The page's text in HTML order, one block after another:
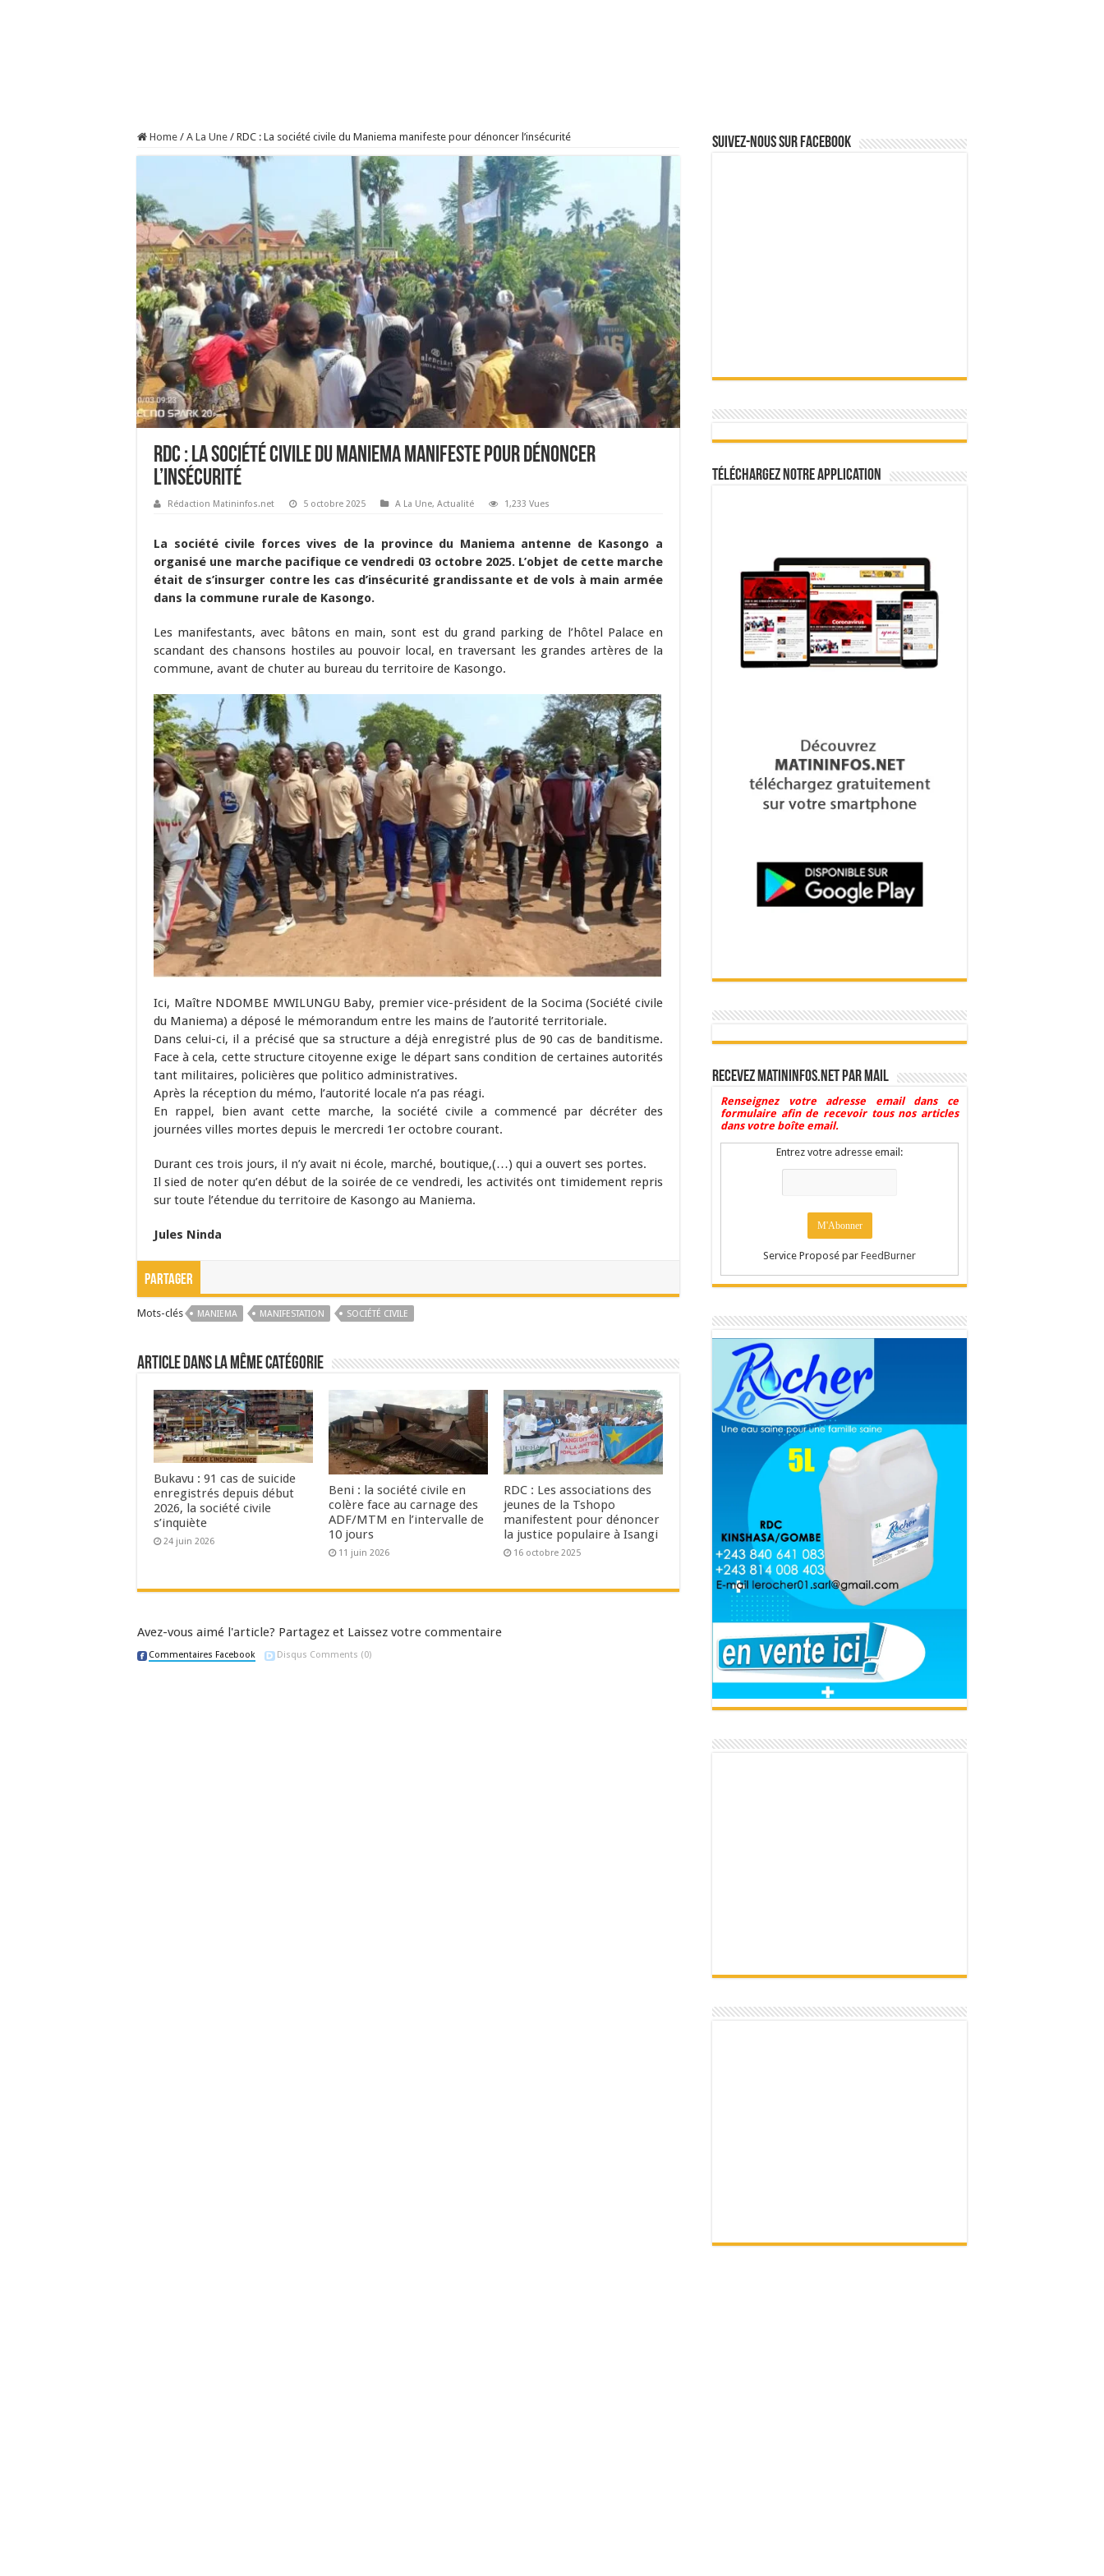
Home / A La Une / RDC : La société civile du Maniema manifeste pour dénoncer l’insécurité
RDC : La société civile du Maniema manifeste pour dénoncer
l’insécurité
Rédaction Matininfos.net 5 octobre 2025 A La Une, Actualité 1,233 Vues
La société civile forces vives de la province du Maniema antenne de Kasongo a
organisé une marche pacifique ce vendredi 03 octobre 2025. L’objet de cette marche
était de s’insurger contre les cas d’insécurité grandissante et de vols à main armée
dans la commune rurale de Kasongo.
Les manifestants, avec bâtons en main, sont est du grand parking de l’hôtel Palace en
scandant des chansons hostiles au pouvoir local, en traversant les grandes artères de la
commune, avant de chuter au bureau du territoire de Kasongo.
Ici, Maître NDOMBE MWILUNGU Baby, premier vice-président de la Socima (Société civile
du Maniema) a déposé le mémorandum entre les mains de l’autorité territoriale.
Dans celui-ci, il a précisé que sa structure a déjà enregistré plus de 90 cas de banditisme.
Face à cela, cette structure citoyenne exige le départ sans condition de certaines autorités
tant militaires, policières que politico administratives.
Après la réception du mémo, l’autorité locale n’a pas réagi.
En rappel, bien avant cette marche, la société civile a commencé par décréter des
journées villes mortes depuis le mercredi 1er octobre courant.
Durant ces trois jours, il n’y avait ni école, marché, boutique,(…) qui a ouvert ses portes.
Il sied de noter qu’en début de la soirée de ce vendredi, les activités ont timidement repris
sur toute l’étendue du territoire de Kasongo au Maniema.
Jules Ninda
Partager
Mots-clés MANIEMA MANIFESTATION SOCIÉTÉ CIVILE
Article dans la même catégorie
Bukavu : 91 cas de suicide
enregistrés depuis début
2026, la société civile
s’inquiète
24 juin 2026
Beni : la société civile en
colère face au carnage des
ADF/MTM en l’intervalle de
10 jours
11 juin 2026
RDC : Les associations des
jeunes de la Tshopo
manifestent pour dénoncer
la justice populaire à Isangi
16 octobre 2025
Avez-vous aimé l'article? Partagez et Laissez votre commentaire
Commentaires Facebook Disqus Comments (0)
Suivez-nous sur Facebook
Téléchargez notre Application
Recevez Matininfos.net par mail
Renseignez votre adresse email dans ce
formulaire afin de recevoir tous nos articles
dans votre boîte email.
Entrez votre adresse email:
Service Proposé par FeedBurner